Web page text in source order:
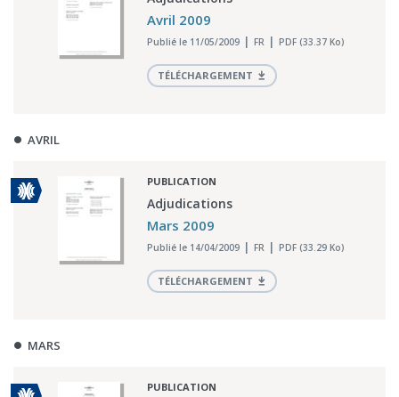
Avril 2009
Publié le 11/05/2009 FR PDF (33.37 Ko)
TÉLÉCHARGEMENT
AVRIL
PUBLICATION
Adjudications
Mars 2009
Publié le 14/04/2009 FR PDF (33.29 Ko)
TÉLÉCHARGEMENT
MARS
PUBLICATION